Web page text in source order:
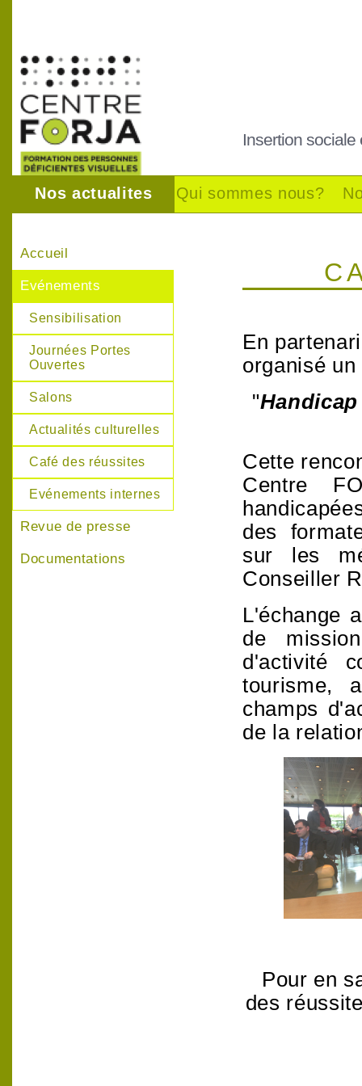
Insertion
Nos actualites Qui sommes nous?
Accueil
Evénements
Sensibilisation
Journées Portes
Ouvertes
Salons
Actualités culturelles
Café des réussites
Evénements internes
Revue de presse
Documentations
En
organisé
"
Cette
Centre
des
sur
les
Conseiller
L'échange
de
d'activité
tourisme,
champs
de la
Pour en
des